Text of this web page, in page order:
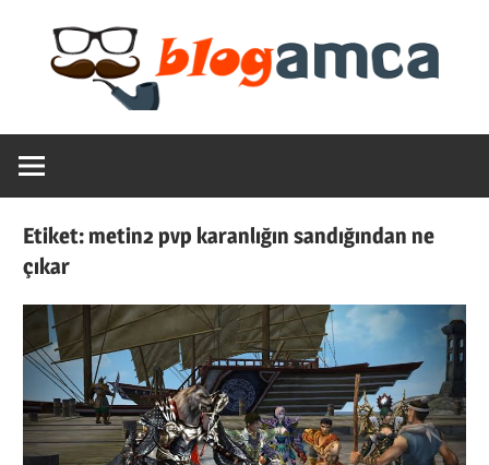
content
Blogamca
2025
Haber,
Blogların
Amcası
Etiket:metin2 pvp karanlığın sandığından ne
çıkar